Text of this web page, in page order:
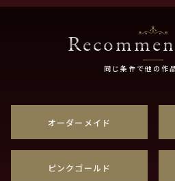
同じ条件で他の作
オーダーメイド
ピンクゴールド